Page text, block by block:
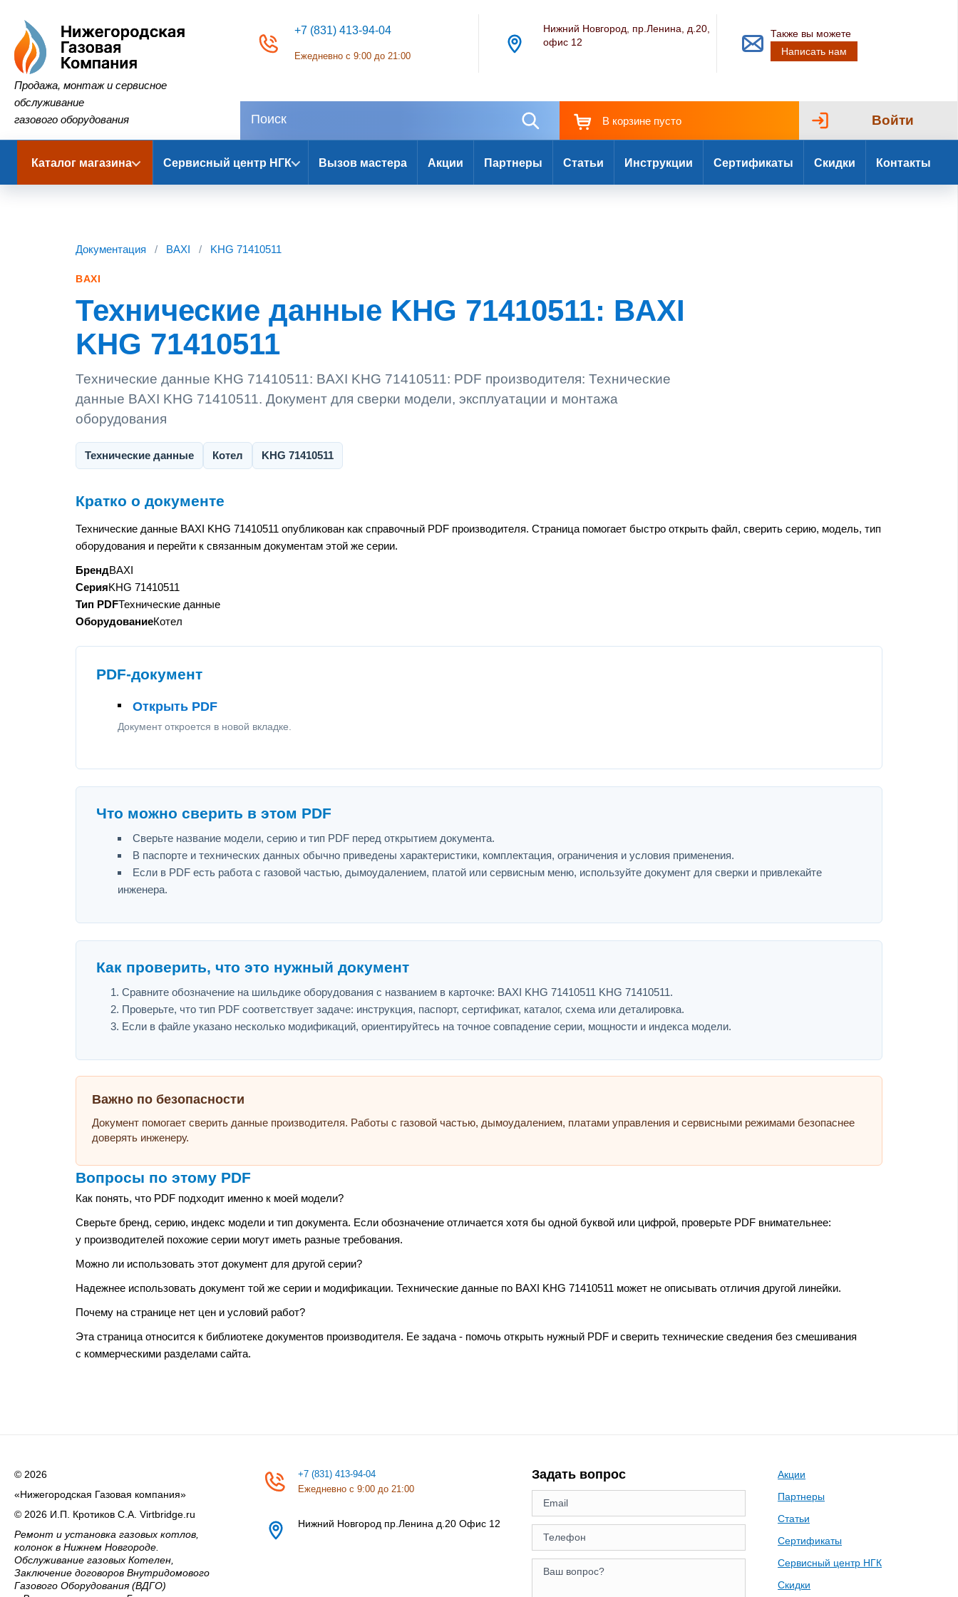
Нижегородская Газовая Компания
Продажа, монтаж и сервисное
обслуживание
газового оборудования
+7 (831) 413-94-04
Ежедневно с 9:00 до 21:00
Нижний Новгород, пр.Ленина, д.20,
офис 12
Также вы можете
Написать нам
В корзине пусто Войти
Каталог магазина Сервисный центр НГК Вызов мастера Акции Партнеры Статьи Инструкции Сертификаты Скидки Контакты
Документация / BAXI / KHG 71410511
BAXI
Технические данные KHG 71410511: BAXI
KHG 71410511
Технические данные KHG 71410511: BAXI KHG 71410511: PDF производителя: Технические
данные BAXI KHG 71410511. Документ для сверки модели, эксплуатации и монтажа
оборудования
Технические данные Котел KHG 71410511
Кратко о документе
Технические данные BAXI KHG 71410511 опубликован как справочный PDF производителя. Страница помогает быстро открыть файл, сверить серию, модель, тип
оборудования и перейти к связанным документам этой же серии.
БрендBAXI
СерияKHG 71410511
Тип PDFТехнические данные
ОборудованиеКотел
PDF-документ
Открыть PDF
Документ откроется в новой вкладке.
Что можно сверить в этом PDF
Сверьте название модели, серию и тип PDF перед открытием документа.
В паспорте и технических данных обычно приведены характеристики, комплектация, ограничения и условия применения.
Если в PDF есть работа с газовой частью, дымоудалением, платой или сервисным меню, используйте документ для сверки и привлекайте
инженера.
Как проверить, что это нужный документ
Сравните обозначение на шильдике оборудования с названием в карточке: BAXI KHG 71410511 KHG 71410511.
Проверьте, что тип PDF соответствует задаче: инструкция, паспорт, сертификат, каталог, схема или деталировка.
Если в файле указано несколько модификаций, ориентируйтесь на точное совпадение серии, мощности и индекса модели.
Важно по безопасности
Документ помогает сверить данные производителя. Работы с газовой частью, дымоудалением, платами управления и сервисными режимами безопаснее
доверять инженеру.
Вопросы по этому PDF
Как понять, что PDF подходит именно к моей модели?
Сверьте бренд, серию, индекс модели и тип документа. Если обозначение отличается хотя бы одной буквой или цифрой, проверьте PDF внимательнее:
у производителей похожие серии могут иметь разные требования.
Можно ли использовать этот документ для другой серии?
Надежнее использовать документ той же серии и модификации. Технические данные по BAXI KHG 71410511 может не описывать отличия другой линейки.
Почему на странице нет цен и условий работ?
Эта страница относится к библиотеке документов производителя. Ее задача - помочь открыть нужный PDF и сверить технические сведения без смешивания
с коммерческими разделами сайта.
© 2026
«Нижегородская Газовая компания»
© 2026 И.П. Кротиков С.А. Virtbridge.ru
Ремонт и установка газовых котлов,
колонок в Нижнем Новгороде.
Обслуживание газовых Котелен,
Заключение договоров Внутридомового
Газового Оборудования (ВДГО)
+7 (831) 413-94-04
Ежедневно с 9:00 до 21:00
Нижний Новгород пр.Ленина д.20 Офис 12
Задать вопрос
Акции
Партнеры
Статьи
Сертификаты
Сервисный центр НГК
Скидки